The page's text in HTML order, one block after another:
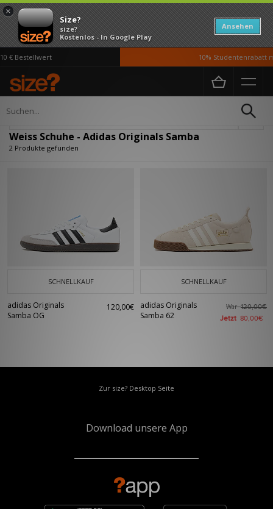
×
Size?
size?
Kostenlos - In Google Play
Ansehen
€ Bestellwert 10% Studentenrabatt
Home Herren
Weiss Schuhe - Adidas Originals Samba
2 Produkte gefunden
SCHNELLKAUF
adidas Originals
Samba OG
120,00€
SCHNELLKAUF
adidas Originals
Samba 62
War120,00€
Jetzt 80,00€
Zur size? Desktop Seite
Download unsere App